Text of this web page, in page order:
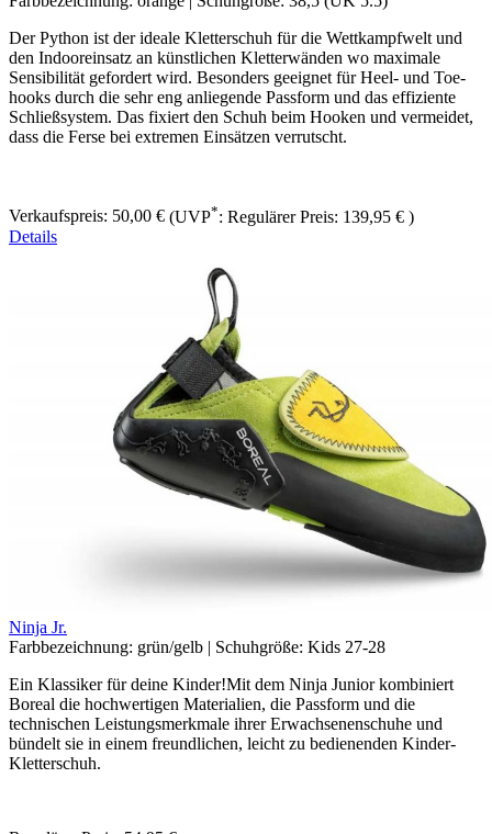
Der Python ist der ideale Kletterschuh für die Wettkampfwelt und
den Indooreinsatz an künstlichen Kletterwänden wo maximale
Sensibilität gefordert wird. Besonders geeignet für Heel- und Toe-
hooks durch die sehr eng anliegende Passform und das effiziente
Schließsystem. Das fixiert den Schuh beim Hooken und vermeidet,
dass die Ferse bei extremen Einsätzen verrutscht.
Verkaufspreis: 50,00 € (UVP*: Regulärer Preis: 139,95 € )
Details
Ninja Jr.
Farbbezeichnung: grün/gelb | Schuhgröße: Kids 27-28
Ein Klassiker für deine Kinder!Mit dem Ninja Junior kombiniert
Boreal die hochwertigen Materialien, die Passform und die
technischen Leistungsmerkmale ihrer Erwachsenenschuhe und
bündelt sie in einem freundlichen, leicht zu bedienenden Kinder-
Kletterschuh.